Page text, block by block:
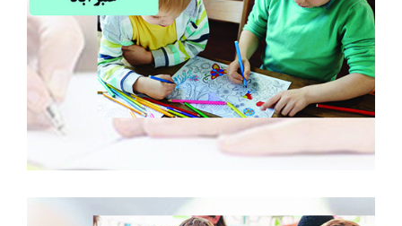
مرکز شبه خانواده عنبرآباد